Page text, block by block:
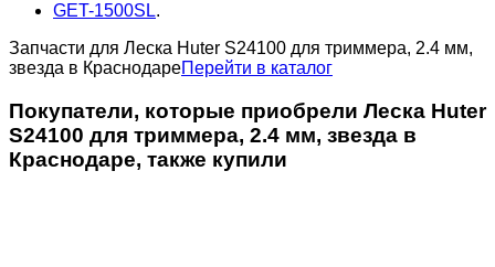
GET-1500SL.
Запчасти для Леска Huter S24100 для триммера, 2.4 мм,
звезда в КраснодареПерейти в каталог
Покупатели, которые приобрели Леска Huter
S24100 для триммера, 2.4 мм, звезда в
Краснодаре, также купили